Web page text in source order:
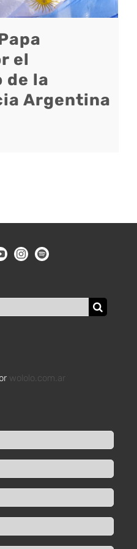
el
de la
Argentina
wololo.com.ar